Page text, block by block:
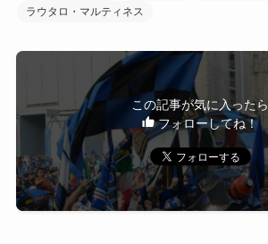
ラウタロ・マルティネス
この記事が気に入ったら
フォローしてね！